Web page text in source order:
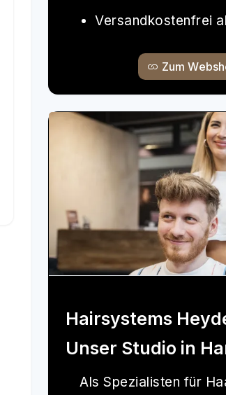
Versandkostenfrei
Zum
Hairsystems
Unser Studio in
Als Spezialisten für